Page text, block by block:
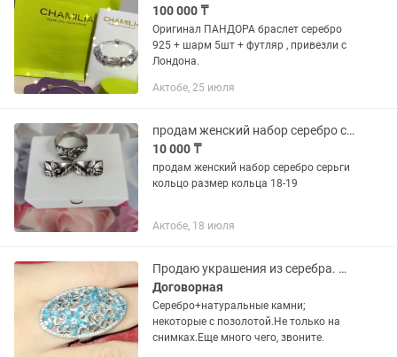
100 000 ₸
Оригинал ПАНДОРА браслет серебро
925 + шарм 5шт + футляр , привезли с
Лондона.
Актобе, 25 июля
продам женский набор серебро серьги и кольцо
10 000 ₸
продам женский набор серебро серьги
кольцо размер кольца 18-19
Актобе, 18 июля
Продаю украшения из серебра. Натуральные камни. Кольцо
Договорная
Серебро+натуральные камни;
некоторые с позолотой.Не только на
снимках.Еще много чего, звоните.